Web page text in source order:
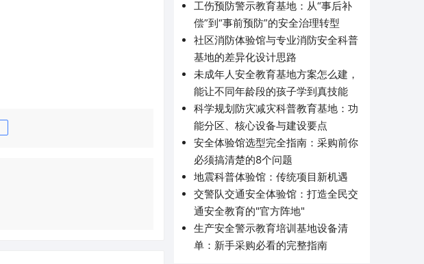
工伤预防警示教育基地：从“事后补
偿”到“事前预防”的安全治理转型
社区消防体验馆与专业消防安全科普
基地的差异化设计思路
未成年人安全教育基地方案怎么建，
能让不同年龄段的孩子学到真技能
科学规划防灾减灾科普教育基地：功
能分区、核心设备与建设要点
安全体验馆选型完全指南：采购前你
必须搞清楚的8个问题
地震科普体验馆：传统项目新机遇
交警队交通安全体验馆：打造全民交
通安全教育的"官方阵地"
生产安全警示教育培训基地设备清
单：新手采购必看的完整指南